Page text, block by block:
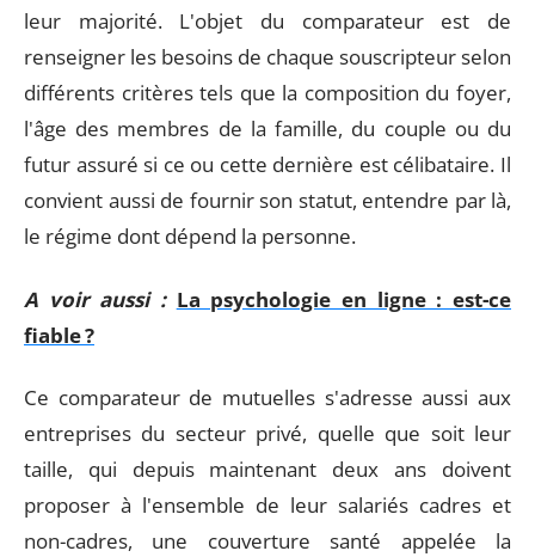
leur majorité. L'objet du comparateur est de
renseigner les besoins de chaque souscripteur selon
différents critères tels que la composition du foyer,
l'âge des membres de la famille, du couple ou du
futur assuré si ce ou cette dernière est célibataire. Il
convient aussi de fournir son statut, entendre par là,
le régime dont dépend la personne.
A voir aussi : La psychologie en ligne : est-ce
fiable ?
Ce comparateur de mutuelles s'adresse aussi aux
entreprises du secteur privé, quelle que soit leur
taille, qui depuis maintenant deux ans doivent
proposer à l'ensemble de leur salariés cadres et
non-cadres, une couverture santé appelée la